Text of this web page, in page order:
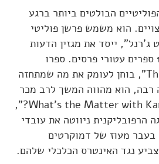
הבולטים ביותר ברגע
הוא משמש פרשן פוליטי
ג'רנל", ייסד את מגזין הדעות
“The Baffler” וכתב 11 ספרים עטורי פרסים. ספרו
החדש, "The People, No", בוחן לעומק את מה שמתחזה
רבה, הוא מהווה המשך לרב מכר
הקודם של פרנק, "What's the Matter with Kansas?",
הרפובליקנית ניווטה את עובדי
בעבר מעוז של דמוקרטים
נגד האינטרס הכלכלי שלהם.